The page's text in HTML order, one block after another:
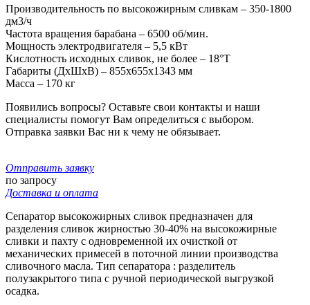
Производительность по высокожирным сливкам – 350-1800
дм3/ч
Частота вращения барабана – 6500 об/мин.
Мощность электродвигателя – 5,5 кВт
Кислотность исходных сливок, не более – 18°Т
Габариты (ДxШxВ) – 855x655x1343 мм
Масса – 170 кг
Появились вопросы? Оставьте свои контакты и наши
специалисты помогут Вам определиться с выбором.
Отправка заявки Вас ни к чему не обязывает.
Отправить заявку
по запросу
Доставка и оплата
Сепаратор высокожирных сливок предназначен для
разделения сливок жирностью 30-40% на высокожирные
сливки и пахту с одновременной их очисткой от
механических примесей в поточной линии производства
сливочного масла. Тип сепаратора : разделитель
полузакрытого типа с ручной периодической выгрузкой
осадка.